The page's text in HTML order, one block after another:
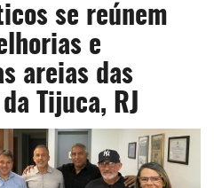
se reúnem
e
areias das
Tijuca, RJ